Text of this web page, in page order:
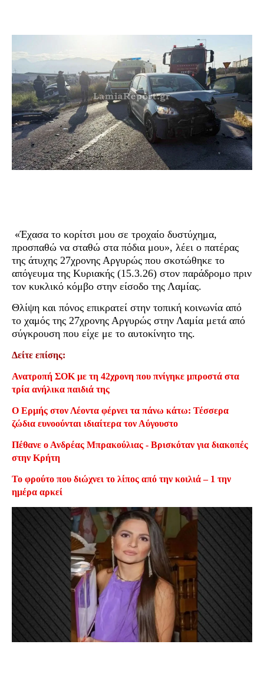
«Έχασα το κορίτσι μου σε τροχαίο δυστύχημα,
προσπαθώ να σταθώ στα πόδια μου», λέει ο πατέρας
της άτυχης 27χρονης Αργυρώς που σκοτώθηκε το
απόγευμα της Κυριακής (15.3.26) στον παράδρομο πριν
τον κυκλικό κόμβο στην είσοδο της Λαμίας.
Θλίψη και πόνος επικρατεί στην τοπική κοινωνία από
το χαμός της 27χρονης Αργυρώς στην Λαμία μετά από
σύγκρουση που είχε με το αυτοκίνητο της.
Δείτε επίσης:
Ανατροπή ΣΟΚ με τη 42χρονη που πνίγηκε μπροστά στα
τρία ανήλικα παιδιά της
Ο Ερμής στον Λέοντα φέρνει τα πάνω κάτω: Τέσσερα
ζώδια ευνοούνται ιδιαίτερα τον Αύγουστο
Πέθανε ο Ανδρέας Μπρακούλιας - Βρισκόταν για διακοπές
στην Κρήτη
Το φρούτο που διώχνει το λίπος από την κοιλιά – 1 την
ημέρα αρκεί